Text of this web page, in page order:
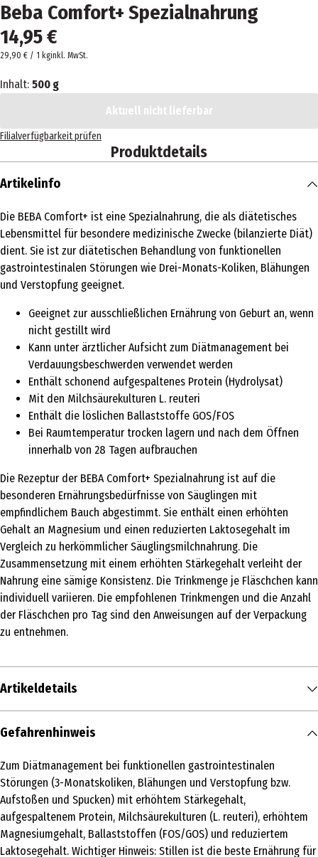
Beba Comfort+ Spezialnahrung
14,95 €
29,90 € / 1 kginkl. MwSt.
Inhalt: 500 g
Aktuell nicht lieferbar
Filialverfügbarkeit prüfen
Produktdetails
Artikelinfo
Die BEBA Comfort+ ist eine Spezialnahrung, die als diätetisches
Lebensmittel für besondere medizinische Zwecke (bilanzierte Diät)
dient. Sie ist zur diätetischen Behandlung von funktionellen
gastrointestinalen Störungen wie Drei-Monats-Koliken, Blähungen
und Verstopfung geeignet.
Geeignet zur ausschließlichen Ernährung von Geburt an, wenn
nicht gestillt wird
Kann unter ärztlicher Aufsicht zum Diätmanagement bei
Verdauungsbeschwerden verwendet werden
Enthält schonend aufgespaltenes Protein (Hydrolysat)
Mit den Milchsäurekulturen L. reuteri
Enthält die löslichen Ballaststoffe GOS/FOS
Bei Raumtemperatur trocken lagern und nach dem Öffnen
innerhalb von 28 Tagen aufbrauchen
Die Rezeptur der BEBA Comfort+ Spezialnahrung ist auf die
besonderen Ernährungsbedürfnisse von Säuglingen mit
empfindlichem Bauch abgestimmt. Sie enthält einen erhöhten
Gehalt an Magnesium und einen reduzierten Laktosegehalt im
Vergleich zu herkömmlicher Säuglingsmilchnahrung. Die
Zusammensetzung mit einem erhöhten Stärkegehalt verleiht der
Nahrung eine sämige Konsistenz. Die Trinkmenge je Fläschchen kann
individuell variieren. Die empfohlenen Trinkmengen und die Anzahl
der Fläschchen pro Tag sind den Anweisungen auf der Verpackung
zu entnehmen.
Artikeldetails
Inhalt
Produkttyp
Spezialnahrung
Altersempfehlung ab
0 Jahre
Gefahrenhinweis
Zum Diätmanagement bei funktionellen gastrointestinalen
Störungen (3-Monatskoliken, Blähungen und Verstopfung bzw.
Aufstoßen und Spucken) mit erhöhtem Stärkegehalt,
aufgespaltenem Protein, Milchsäurekulturen (L. reuteri), erhöhtem
Magnesiumgehalt, Ballaststoffen (FOS/GOS) und reduziertem
Laktosegehalt. Wichtiger Hinweis: Stillen ist die beste Ernährung für